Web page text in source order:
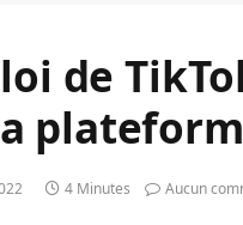
de
4 Minutes Aucun